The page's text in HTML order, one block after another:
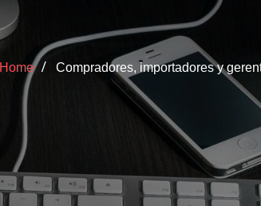
Home Compradores, importadores y